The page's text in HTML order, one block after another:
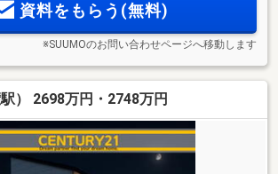
資料をもらう(無料)
※SUUMOのお問い合わせページへ移動します
） 2698万円・2748万円